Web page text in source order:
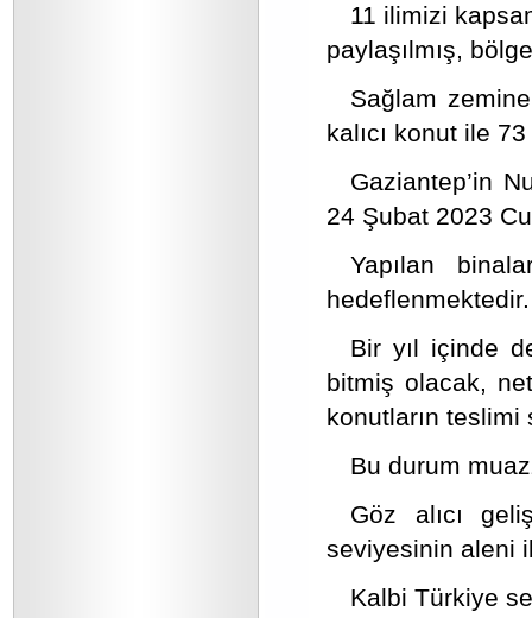
11 ilimizi
paylaşılmış,
Sağlam
kalıcı konut ile
Gaziantep’in
24 Şubat 2023
Yapılan
hedeflenmektedir.
Bir yıl içinde
bitmiş olacak,
konutların teslimi
Bu durum
Göz alıcı
seviyesinin aleni
Kalbi Türkiye